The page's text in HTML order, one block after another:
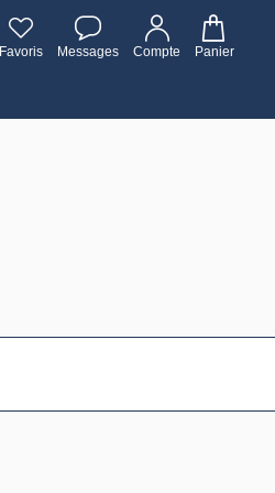
Favoris Messages Compte Panier